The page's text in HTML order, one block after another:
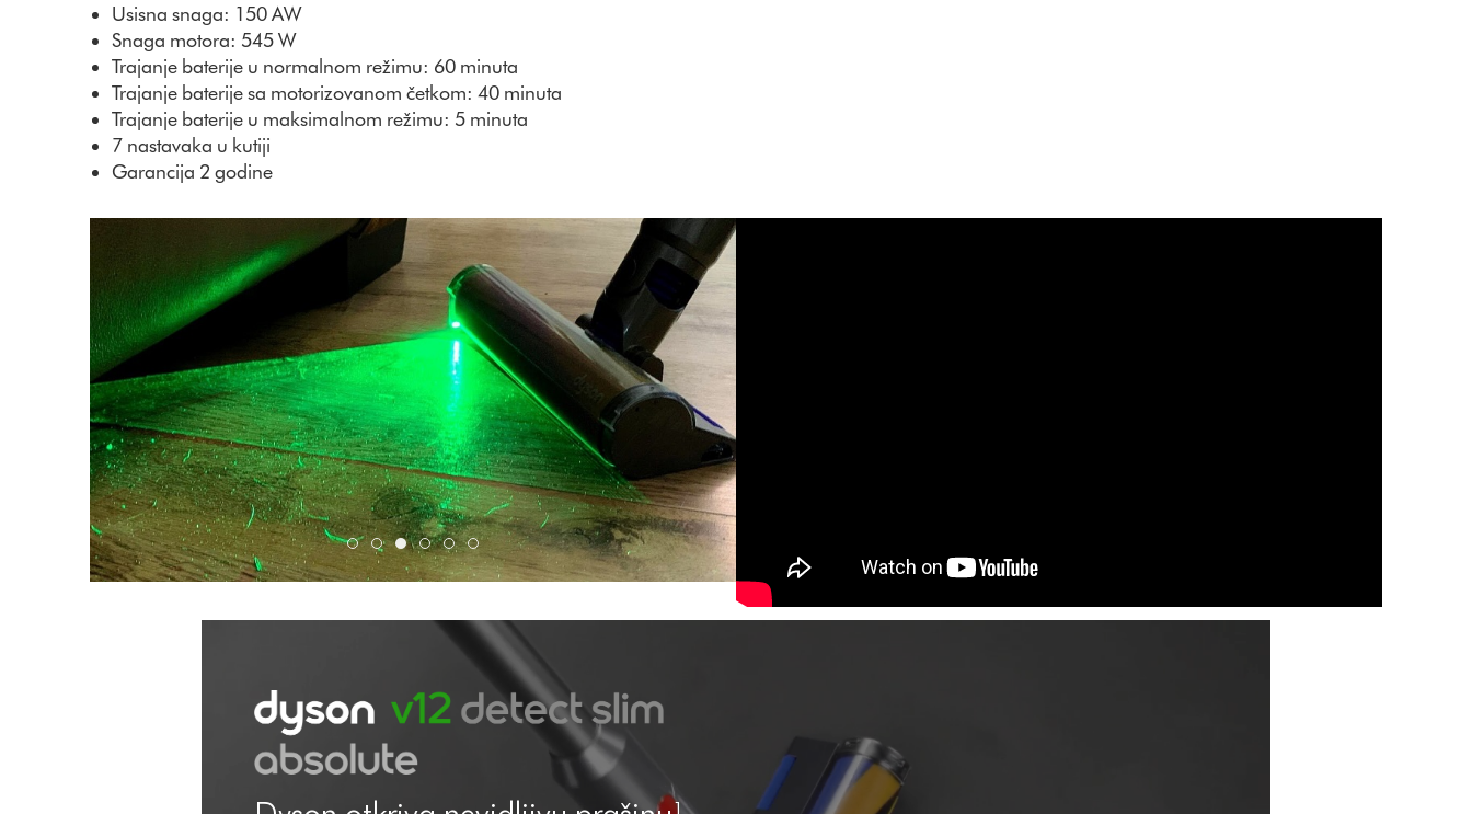
Usisna snaga: 150 AW
Snaga motora: 545 W
Trajanje baterije u normalnom režimu: 60 minuta
Trajanje baterije sa motorizovanom četkom: 40 minuta
Trajanje baterije u maksimalnom režimu: 5 minuta
7 nastavaka u kutiji
Garancija 2 godine
Dyson-V12-Slim-Absolute-Bezicni-Usisivac-1
Dyson-V12-Slim-Absolute-Bezicni-Usisivac-2
Dyson-V12-Slim-Absolute-Bezicni-Usisivac-3
Dyson-V12-Slim-Absolute-Bezicni-Usisivac-4
Dyson-V12-Slim-Absolute-Bezicni-Usisivac-5
Dyson-V12-Slim-Absolute-Bezicni-Usisivac-6